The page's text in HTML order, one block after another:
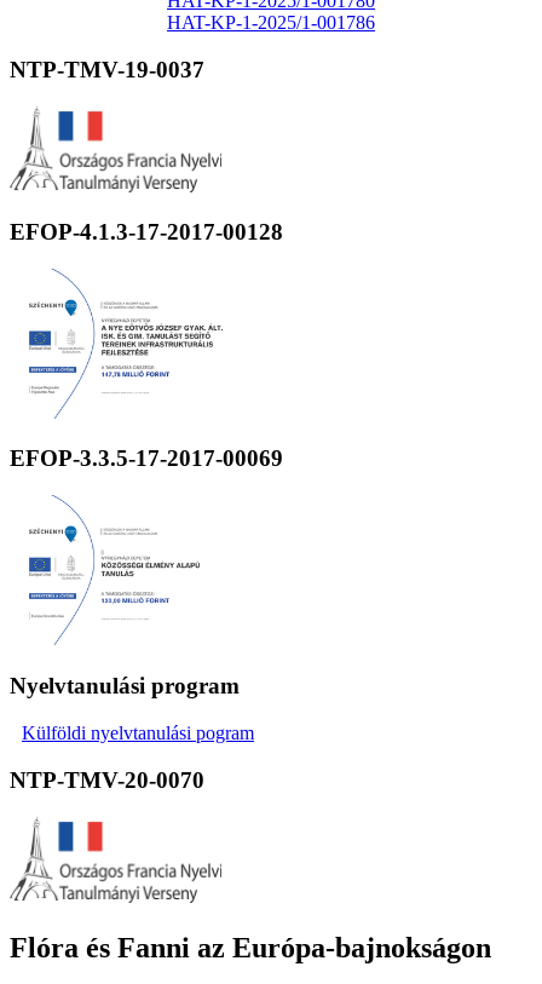
HAT-KP-1-2025/1-001786
NTP-TMV-19-0037
EFOP-4.1.3-17-2017-00128
EFOP-3.3.5-17-2017-00069
Nyelvtanulási program
Külföldi nyelvtanulási pogram
NTP-TMV-20-0070
Flóra és Fanni az Európa-bajnokságon